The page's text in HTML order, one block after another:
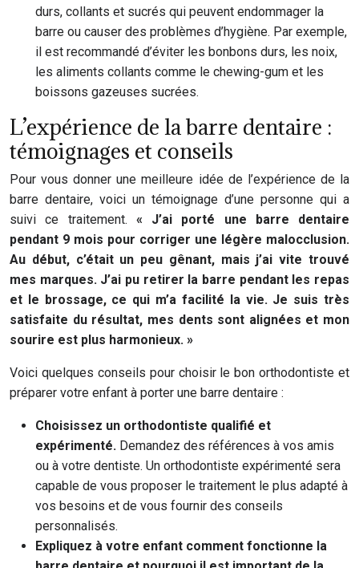
durs, collants et sucrés qui peuvent endommager la
barre ou causer des problèmes d’hygiène. Par exemple,
il est recommandé d’éviter les bonbons durs, les noix,
les aliments collants comme le chewing-gum et les
boissons gazeuses sucrées.
L’expérience de la barre dentaire :
témoignages et conseils
Pour vous donner une meilleure idée de l’expérience de la
barre dentaire, voici un témoignage d’une personne qui a
suivi ce traitement. « J’ai porté une barre dentaire
pendant 9 mois pour corriger une légère malocclusion.
Au début, c’était un peu gênant, mais j’ai vite trouvé
mes marques. J’ai pu retirer la barre pendant les repas
et le brossage, ce qui m’a facilité la vie. Je suis très
satisfaite du résultat, mes dents sont alignées et mon
sourire est plus harmonieux. »
Voici quelques conseils pour choisir le bon orthodontiste et
préparer votre enfant à porter une barre dentaire :
Choisissez un orthodontiste qualifié et
expérimenté. Demandez des références à vos amis
ou à votre dentiste. Un orthodontiste expérimenté sera
capable de vous proposer le traitement le plus adapté à
vos besoins et de vous fournir des conseils
personnalisés.
Expliquez à votre enfant comment fonctionne la